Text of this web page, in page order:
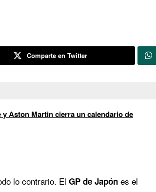
Comparte en Twitter
Aston Martin cierra un calendario de
lo contrario. El GP de Japón es el